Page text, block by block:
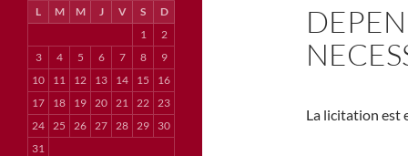
La licitation est
L M M J V S
D
1
2
3
4 5 6 7 8
9
10
11 12 13 14 15
16
17
18 19 20 21 22 23
24 25 26 27 28 29
30
31